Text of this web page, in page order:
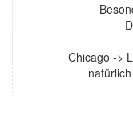
Chicago ->